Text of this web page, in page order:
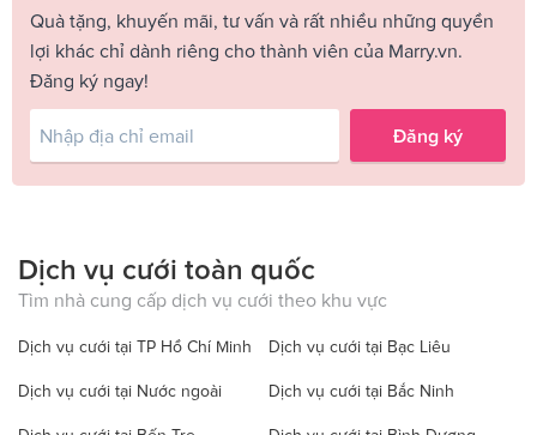
Quà tặng, khuyến mãi, tư vấn và rất nhiều những quyền
lợi khác chỉ dành riêng cho thành viên của Marry.vn.
Đăng ký ngay!
Đăng ký
Dịch vụ cưới toàn quốc
Tìm nhà cung cấp dịch vụ cưới theo khu vực
Dịch vụ cưới tại TP Hồ Chí Minh Dịch vụ cưới tại Bạc Liêu
Dịch vụ cưới tại Nước ngoài Dịch vụ cưới tại Bắc Ninh